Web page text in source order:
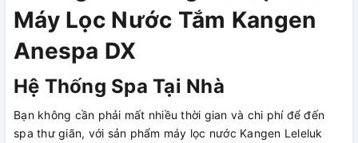
Máy Lọc Nước Tắm Kangen
Anespa DX
Hệ Thống Spa Tại Nhà
Bạn không cần phải mất nhiều thời gian và chi phí để đến
spa thư giãn, với sản phẩm máy lọc nước Kangen Leleluk